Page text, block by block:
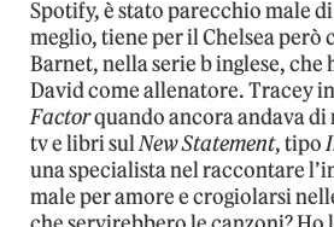
Spotify, è stato parecchio male
meglio, tiene per il Chelsea però
Barnet, nella serie b inglese, che
David come allenatore. Tracey
Factorquando ancora andava di
tv e libri sulNew Statement, tipo
una specialista nel raccontare
male per amore e crogiolarsi